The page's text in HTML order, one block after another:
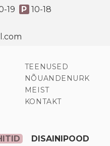
19 P 10-18
TEENUSED
NÕUANDENURK
MEIST
KONTAKT
DISAINIPOOD